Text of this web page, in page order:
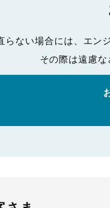
らない場合には、エン
その際は遠慮な